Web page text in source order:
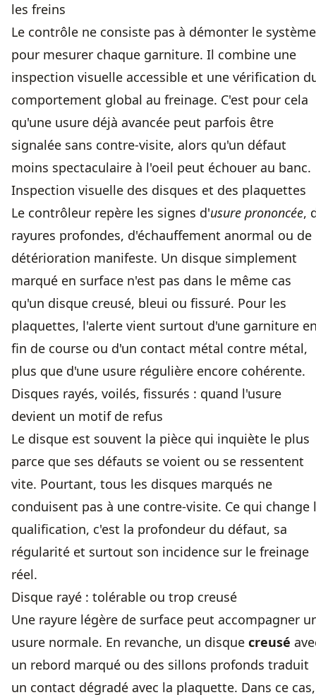
les freins
Le contrôle ne consiste pas à démonter le système
pour mesurer chaque garniture. Il combine une
inspection visuelle accessible et une vérification
comportement global au freinage. C'est pour cela
qu'une usure déjà avancée peut parfois être
signalée sans contre-visite, alors qu'un défaut
moins spectaculaire à l'oeil peut échouer au banc.
Inspection visuelle des disques et des plaquettes
Le contrôleur repère les signes d'usure prononcée,
rayures profondes, d'échauffement anormal ou de
détérioration manifeste. Un disque simplement
marqué en surface n'est pas dans le même cas
qu'un disque creusé, bleui ou fissuré. Pour les
plaquettes, l'alerte vient surtout d'une garniture
fin de course ou d'un contact métal contre métal,
plus que d'une usure régulière encore cohérente.
Disques rayés, voilés, fissurés : quand l'usure
devient un motif de refus
Le disque est souvent la pièce qui inquiète le plus
parce que ses défauts se voient ou se ressentent
vite. Pourtant, tous les disques marqués ne
conduisent pas à une contre-visite. Ce qui change
qualification, c'est la profondeur du défaut, sa
régularité et surtout son incidence sur le freinage
réel.
Disque rayé : tolérable ou trop creusé
Une rayure légère de surface peut accompagner
usure normale. En revanche, un disque creusé
un rebord marqué ou des sillons profonds traduit
un contact dégradé avec la plaquette. Dans ce cas,